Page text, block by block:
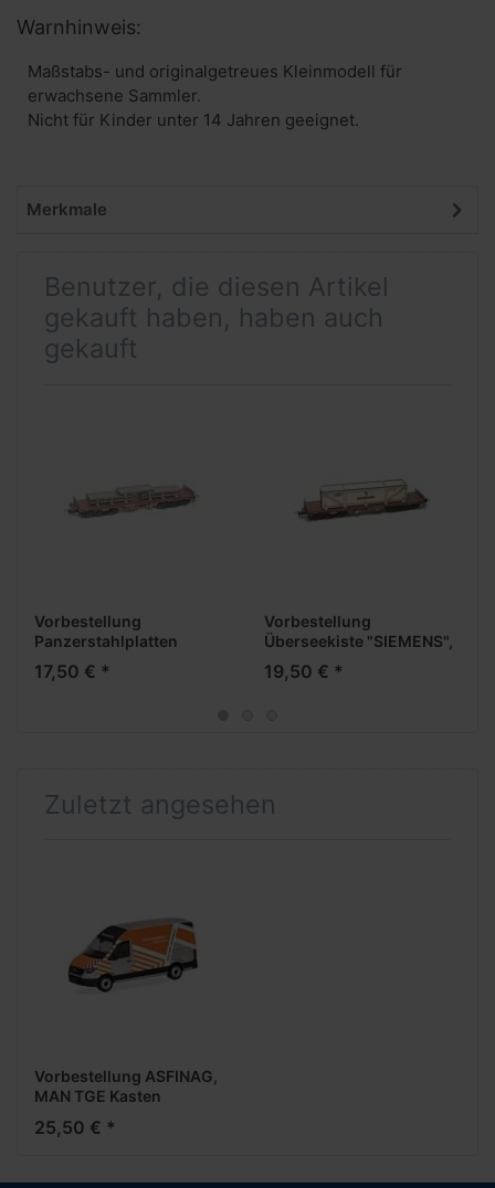
Warnhinweis:
Maßstabs- und originalgetreues Kleinmodell für
erwachsene Sammler.
Nicht für Kinder unter 14 Jahren geeignet.
Merkmale
Benutzer, die diesen Artikel
gekauft haben, haben auch
gekauft
Vorbestellung
Panzerstahlplatten
"RHEINSTAHL", 130 mm
(1:87) **** Neuheit 2026
17,50 € *
Vorbestellung
Überseekiste "SIEMENS",
120 mm (1:87) ****
Neuheit 2026 ****
19,50 € *
Zuletzt angesehen
Vorbestellung ASFINAG,
MAN TGE Kasten
(NH05/06.2026)
25,50 € *